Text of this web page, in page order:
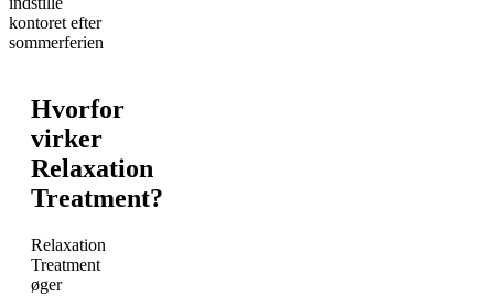
Hvorfor
virker
Relaxation
Treatment?
Relaxation
Treatment
øger